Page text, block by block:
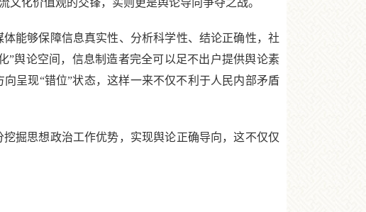
化价值观的交锋，实则更是舆论导向争夺之战。
能够保障信息真实性、分析科学性、结论正确性，社
”舆论空间，信息制造者完全可以足不出户提供舆论素
呈现“错位”状态，这样一来不仅不利于人民内部矛盾
掘思想政治工作优势，实现舆论正确导向，这不仅仅